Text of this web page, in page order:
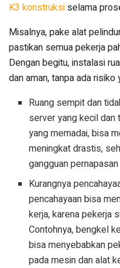
K3 konstruksi selama
Misalnya, pake alat
pastikan semua pekerja
Dengan begitu, instalasi
dan aman, tanpa ada
Ruang sempit dan
server yang kecil
yang memadai, bisa
meningkat drastis,
gangguan
Kurangnya
pencahayaan bisa
kerja, karena pekerja
Contohnya, bengkel
bisa menyebabkan
pada mesin dan alat